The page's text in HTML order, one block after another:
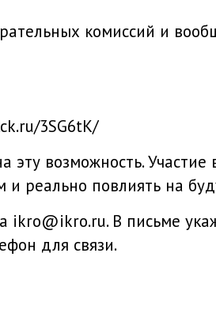
комиссий и
3SG6tK/
эту возможность. Участие
реально повлиять на
ikro@ikro.ru. В письме
для связи.